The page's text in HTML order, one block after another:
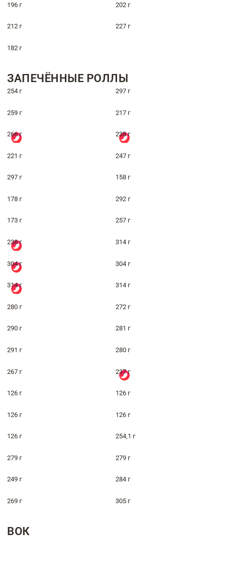
196 г 202 г
212 г 227 г
182 г
ЗАПЕЧЁННЫЕ РОЛЛЫ
254 г 297 г
259 г 217 г
266 г 238 г
221 г 247 г
297 г 158 г
178 г 292 г
173 г 257 г
238 г 314 г
304 г 304 г
314 г 314 г
280 г 272 г
290 г 281 г
291 г 280 г
267 г 237 г
126 г 126 г
126 г 126 г
126 г 254,1 г
279 г 279 г
249 г 284 г
269 г 305 г
ВОК